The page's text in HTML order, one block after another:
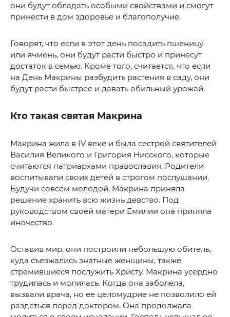
они будут обладать особыми свойствами и смогут
принести в дом здоровье и благополучие.
Говорят, что если в этот день посадить пшеницу
или ячмень, они будут расти быстро и принесут
достаток в семью. Кроме того, считается, что если
на День Макрины разбудить растения в саду, они
будут расти быстрее и давать обильный урожай.
Кто такая святая Макрина
Макрина жила в IV веке и была сестрой святителей
Василия Великого и Григория Нисского, которые
считаются патриархами православия. Родители
воспитывали своих детей в строгом послушании.
Будучи совсем молодой, Макрина приняла
решение хранить всю жизнь девство. Под
руководством своей матери Емилии она приняла
иночество.
Оставив мир, они построили небольшую обитель,
куда съезжались знатные женщины, также
стремившиеся послужить Христу. Макрина усердно
трудилась и молилась. Когда она заболела,
вызвали врача, но ее целомудрие не позволило ей
раздеться перед доктором. Она продолжала